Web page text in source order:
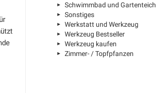
Schwimmbad und Gartenteich
Sonstiges
Werkstatt und Werkzeug
Werkzeug Bestseller
Werkzeug kaufen
Zimmer- / Topfpfanzen